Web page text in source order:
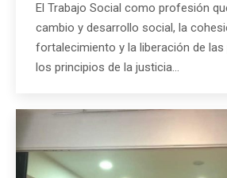
El Trabajo Social como profesión
cambio y desarrollo social, la
fortalecimiento y la liberación de
los principios de la justicia…